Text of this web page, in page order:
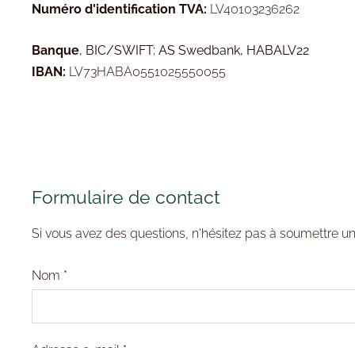
Numéro d'identification TVA: LV40103236262
Banque, BIC/SWIFT: AS Swedbank, HABALV22
IBAN: LV73HABA0551025550055
Formulaire de contact
Si vous avez des questions, n'hésitez pas à soumettre
Nom *